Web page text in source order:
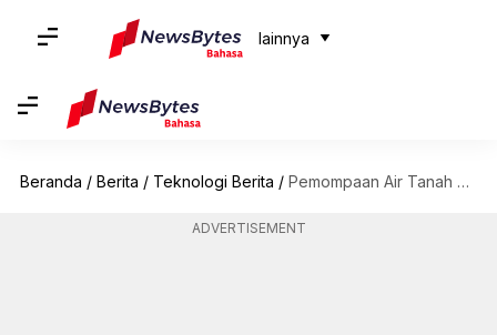
lainnya
Beranda / Berita / Teknologi Berita / Pemompaan Air Tanah Yang Merajalela Telah Mengubah Putaran Bumi: Hasil Penelitiannya
ADVERTISEMENT